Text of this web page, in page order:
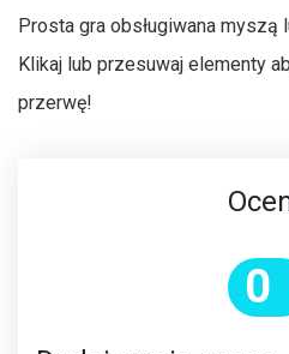
Prosta gra obsługiwana myszą
Klikaj lub przesuwaj elementy
przerwę!
0